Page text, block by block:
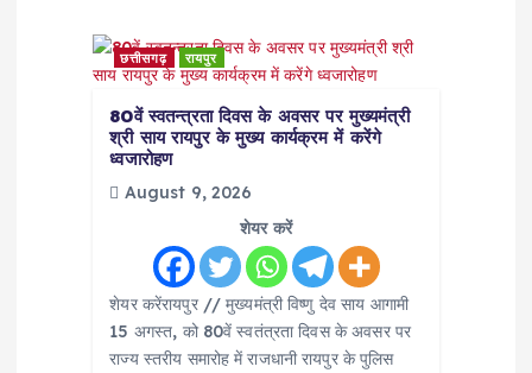
छत्तीसगढ़ रायपुर
80वें स्वतन्त्रता दिवस के अवसर पर मुख्यमंत्री
श्री साय रायपुर के मुख्य कार्यक्रम में करेंगे
ध्वजारोहण
August 9, 2026
शेयर करें
शेयर करेंरायपुर // मुख्यमंत्री विष्णु देव साय आगामी
15 अगस्त, को 80वें स्वतंत्रता दिवस के अवसर पर
राज्य स्तरीय समारोह में राजधानी रायपुर के पुलिस